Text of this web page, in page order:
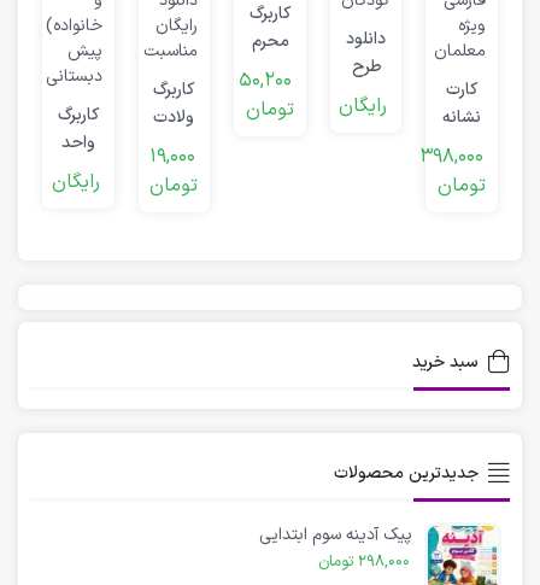
کارت
نشانه
های
الفبا
398,000
تومان
دانلود
طرح
رنگ
آمیزی
رایگان
کاربرگ
محرم
پیش
دبستانی
50,200
تومان
کاربرگ
ولادت
امام
زمان
19,000
تومان
کاربرگ
واحد
کار
(خانه
رایگان
سبد خرید
جدیدترین محصولات
پیک آدینه سوم ابتدایی
298,000 تومان